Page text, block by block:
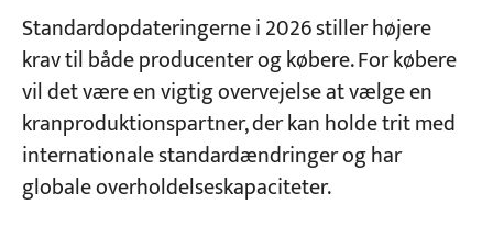
Standardopdateringerne i 2026 stiller højere
krav til både producenter og købere. For købere
vil det være en vigtig overvejelse at vælge en
kranproduktionspartner, der kan holde trit med
internationale standardændringer og har
globale overholdelseskapaciteter.